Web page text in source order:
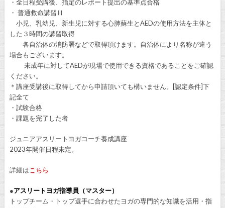
・全日程受講後、指定のレポート提出の基準点合格
・ 普通救命講習Ⅲ
小児、乳幼児、新生児に対する心肺蘇生とAEDの使用方法を主体と
した３時間の講習取得
各自治体の消防署などで取得頂けます。自治体により名称が違う
場合もございます。
未成年に対してAEDが現場で使用できる資格であることをご確認
ください。
＊講座受講後に取得してから申請頂いても構いません。[認定条件]下
記全て
・試験合格
・課題を完了した者
ジュニアアスリートヨガコーチ養成講座
2023年開催日程未定。
詳細は こちら
●アスリートヨガ指導員（マスター）
トップチーム・トップ選手に合わせたヨガの専門的な知識を活用・指